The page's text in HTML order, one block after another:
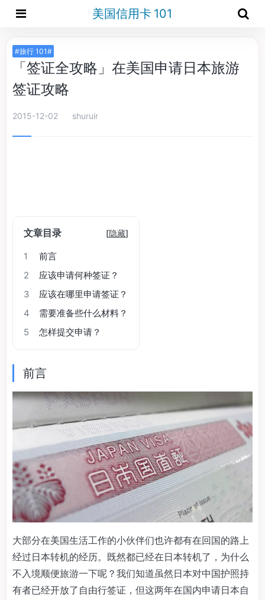
美国信用卡 101
#旅行 101#
「签证全攻略」在美国申请日本旅游
签证攻略
2015-12-02 shuruir
文章目录 [隐藏]
1
前言
2
应该申请何种签证？
3
应该在哪里申请签证？
4
需要准备些什么材料？
5
怎样提交申请？
前言
大部分在美国生活工作的小伙伴们也许都有在回国的路上
经过日本转机的经历。既然都已经在日本转机了，为什么
不入境顺便旅游一下呢？我们知道虽然日本对中国护照持
有者已经开放了自由行签证，但这两年在国内申请日本自